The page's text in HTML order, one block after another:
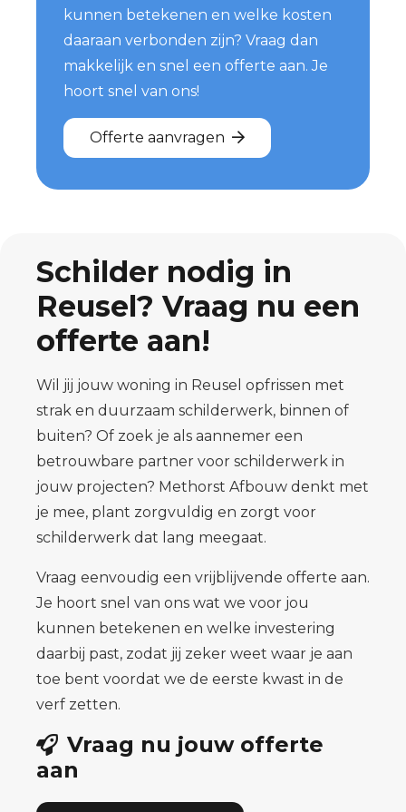
kunnen betekenen en welke kosten
daaraan verbonden zijn? Vraag dan
makkelijk en snel een offerte aan. Je
hoort snel van ons!
Offerte aanvragen
Schilder nodig in
Reusel? Vraag nu een
offerte aan!
Wil jij jouw woning in Reusel opfrissen met
strak en duurzaam schilderwerk, binnen of
buiten? Of zoek je als aannemer een
betrouwbare partner voor schilderwerk in
jouw projecten? Methorst Afbouw denkt met
je mee, plant zorgvuldig en zorgt voor
schilderwerk dat lang meegaat.
Vraag eenvoudig een vrijblijvende offerte aan.
Je hoort snel van ons wat we voor jou
kunnen betekenen en welke investering
daarbij past, zodat jij zeker weet waar je aan
toe bent voordat we de eerste kwast in de
verf zetten.
Vraag nu jouw offerte
aan